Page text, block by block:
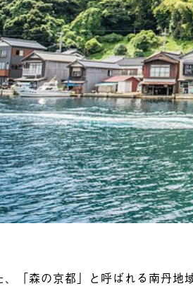
、「森の京都」と呼ばれる南丹地